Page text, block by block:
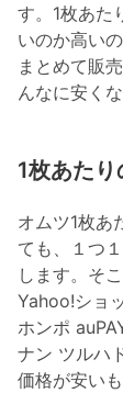
す。1枚あた
いのか高い
まとめて販
んなに安く
1枚あたり
オムツ1枚あ
ても、１つ
します。そ
Yahoo!ショ
ホンポ
ナン ツルハ
価格が安い